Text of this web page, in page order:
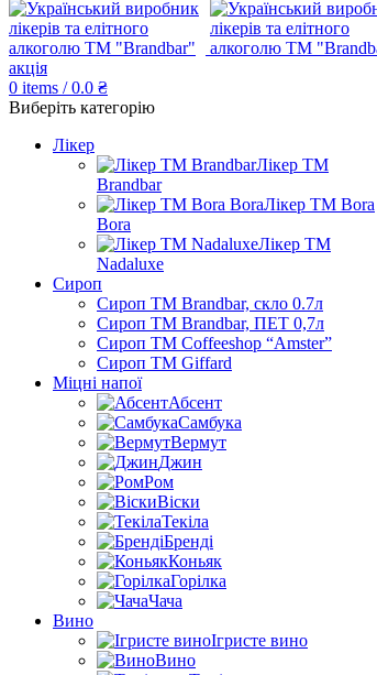
акція
0 items / 0.0 ₴
Виберіть категорію
Лікер
Лікер ТМ
Brandbar
Лікер ТМ Bora
Bora
Лікер ТМ
Nadaluxe
Сироп
Сироп TM Brandbar, скло 0.7л
Сироп TM Brandbar, ПЕТ 0,7л
Сироп TM Coffeeshop “Amster”
Сироп TM Giffard
Міцні напої
Абсент
Самбука
Вермут
Джин
Ром
Віски
Текіла
Бренді
Коньяк
Горілка
Чача
Вино
Ігристе вино
Вино